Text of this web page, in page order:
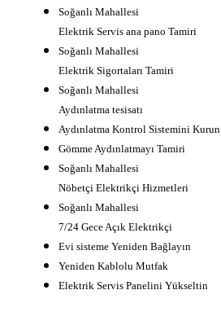
Soğanlı Mahallesi
Elektrik Servis ana pano Tamiri
Soğanlı Mahallesi
Elektrik Sigortaları Tamiri
Soğanlı Mahallesi
Aydınlatma tesisatı
Aydınlatma Kontrol Sistemini Kurun
Gömme Aydınlatmayı Tamiri
Soğanlı Mahallesi
Nöbetçi Elektrikçi Hizmetleri
Soğanlı Mahallesi
7/24 Gece Açık Elektrikçi
Evi sisteme Yeniden Bağlayın
Yeniden Kablolu Mutfak
Elektrik Servis Panelini Yükseltin